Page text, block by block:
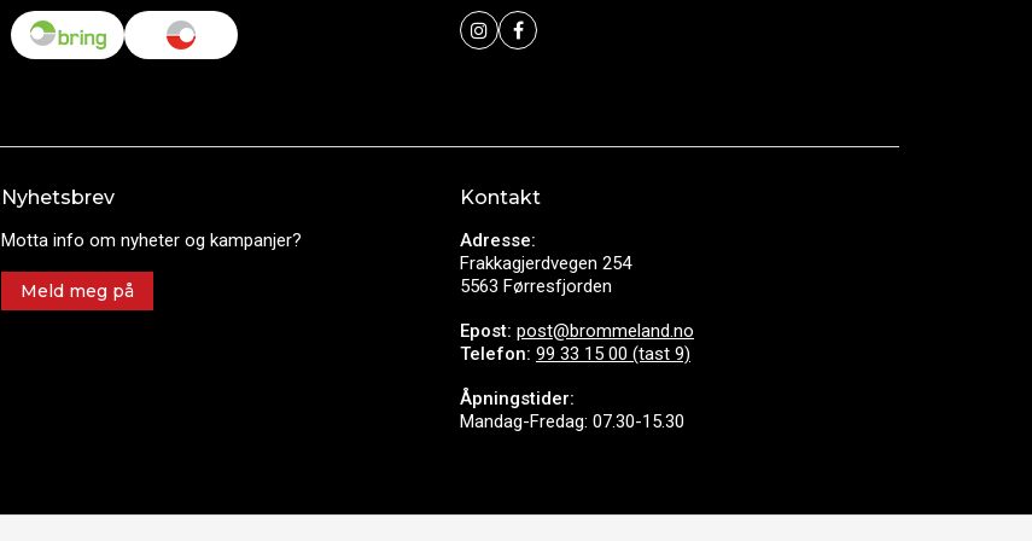
Nyhetsbrev
Motta info om nyheter og kampanjer?
Meld meg på
Kontakt
Adresse:
Frakkagjerdvegen 254
5563 Førresfjorden
Epost: post@brommeland.no
Telefon: 99 33 15 00 (tast 9)
Åpningstider:
Mandag-Fredag: 07.30-15.30